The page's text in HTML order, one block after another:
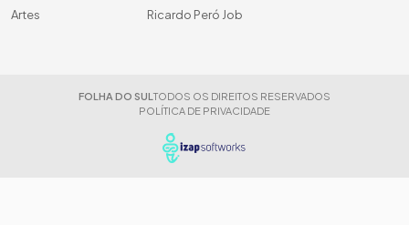
Artes
Ricardo Peró Job
FOLHA DO SUL TODOS OS DIREITOS RESERVADOS
POLÍTICA DE PRIVACIDADE